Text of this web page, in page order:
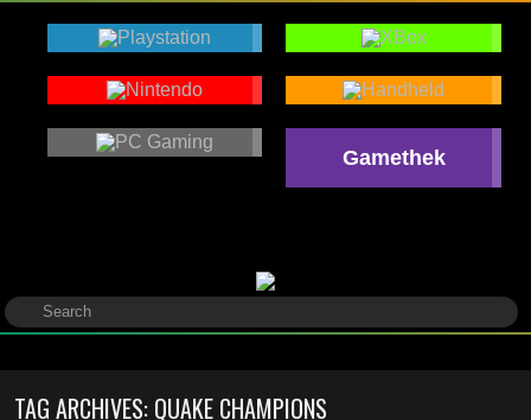
Gamethek
TAG ARCHIVES: QUAKE CHAMPIONS